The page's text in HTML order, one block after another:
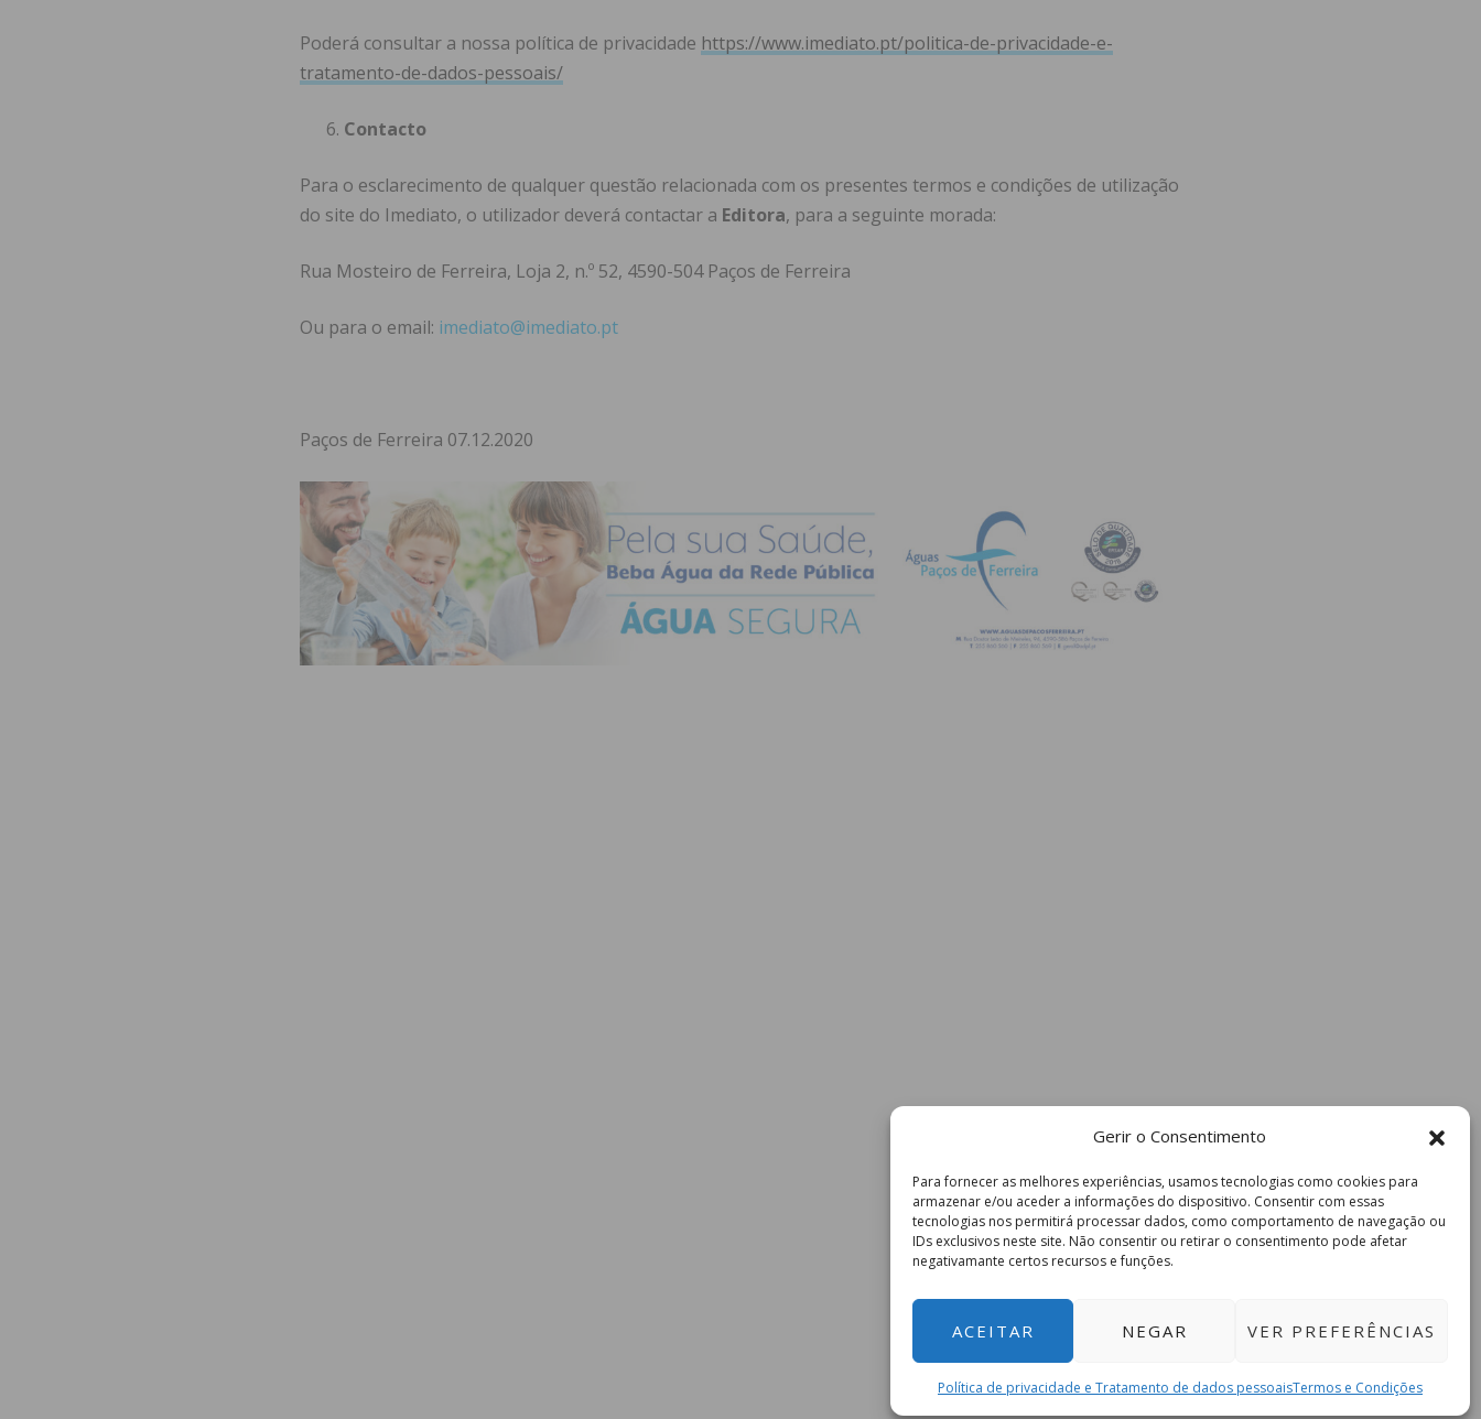
Gerir o Consentimento
Para fornecer as melhores experiências, usamos tecnologias como cookies para
armazenar e/ou aceder a informações do dispositivo. Consentir com essas
tecnologias nos permitirá processar dados, como comportamento de navegação ou
IDs exclusivos neste site. Não consentir ou retirar o consentimento pode afetar
negativamante certos recursos e funções.
ACEITAR NEGAR VER PREFERÊNCIAS
Política de privacidade e Tratamento de dados pessoaisTermos e Condições
Poderá consultar a nossa política de privacidade https://www.imediato.pt/politica-de-privacidade-e-
tratamento-de-dados-pessoais/
Contacto
Para o esclarecimento de qualquer questão relacionada com os presentes termos e condições de utilização
do site do Imediato, o utilizador deverá contactar a Editora, para a seguinte morada:
Rua Mosteiro de Ferreira, Loja 2, n.º 52, 4590-504 Paços de Ferreira
Ou para o email: imediato@imediato.pt
Paços de Ferreira 07.12.2020